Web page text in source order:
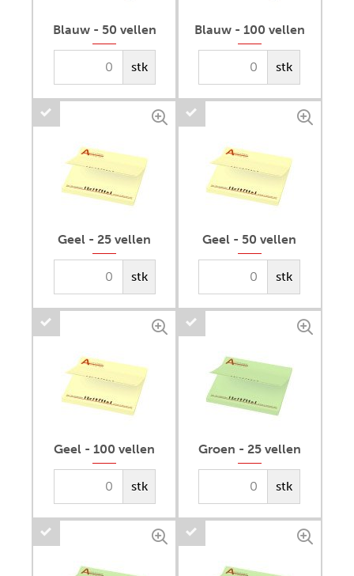
Blauw - 50 vellen
stk
Blauw - 100 vellen
stk
Geel - 25 vellen
stk
Geel - 50 vellen
stk
Geel - 100 vellen
stk
Groen - 25 vellen
stk